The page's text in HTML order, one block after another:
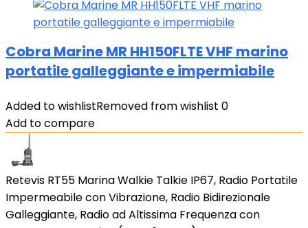
Cobra Marine MR HH150FLTE VHF marino
portatile galleggiante e impermiabile
Added to wishlistRemoved from wishlist 0
Add to compare
Retevis RT55 Marina Walkie Talkie IP67, Radio Portatile
Impermeabile con Vibrazione, Radio Bidirezionale
Galleggiante, Radio ad Altissima Frequenza con